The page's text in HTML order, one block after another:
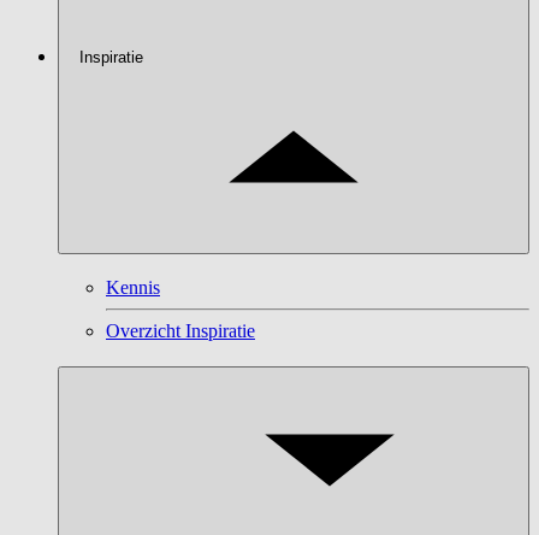
Inspiratie
Kennis
Overzicht Inspiratie